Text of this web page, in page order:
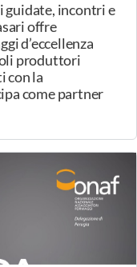
di formaggi a